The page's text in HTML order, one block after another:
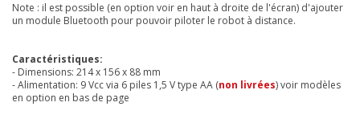
Note : il est possible (en option voir en haut à droite de l'écran) d'ajouter
un module Bluetooth pour pouvoir piloter le robot à distance.
Caractéristiques:
- Dimensions: 214 x 156 x 88 mm
- Alimentation: 9 Vcc via 6 piles 1,5 V type AA (non livrées) voir modèles
en option en bas de page